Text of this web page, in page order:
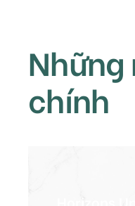
Những
chính
Horizons